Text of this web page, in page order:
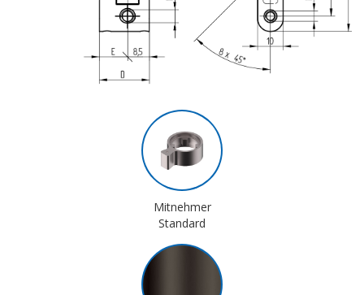
Mitnehmer
Standard